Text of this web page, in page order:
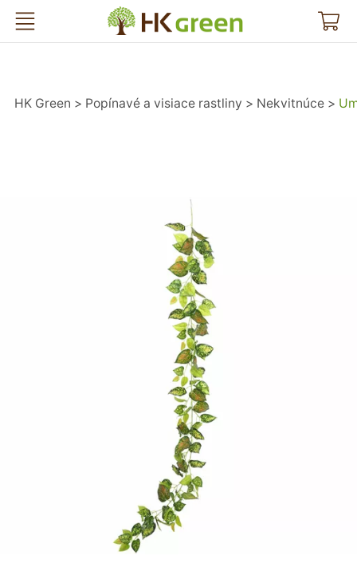
HK Green
HK Green Popínavé a visiace rastliny Nekvitnúce